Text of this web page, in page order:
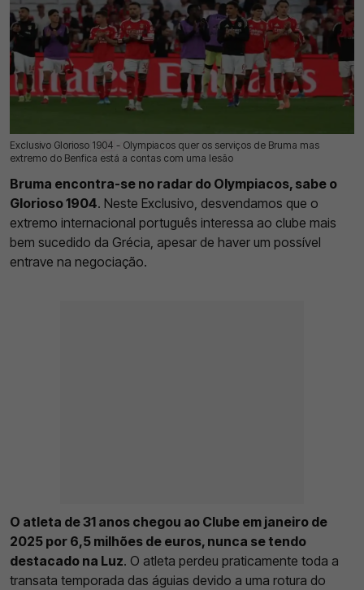
Exclusivo Glorioso 1904 - Olympiacos quer os serviços de Bruma mas
extremo do Benfica está a contas com uma lesão
18 Jul 2026 | 03:00 | 0
Bruma encontra-se no radar do Olympiacos, sabe o
Glorioso 1904. Neste Exclusivo, desvendamos que o
extremo internacional português interessa ao clube mais
bem sucedido da Grécia, apesar de haver um possível
entrave na negociação.
O atleta de 31 anos chegou ao Clube em janeiro de
2025 por 6,5 milhões de euros, nunca se tendo
destacado na Luz. O atleta perdeu praticamente toda a
transata temporada das águias devido a uma rotura do